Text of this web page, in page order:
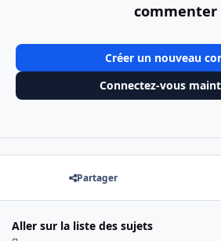
commenter
Créer un nouveau
Connectez-vous
Partager
Aller sur la liste des sujets